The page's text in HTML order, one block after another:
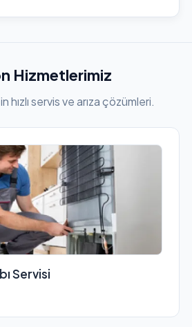
Hizmetlerimiz
hızlı servis ve arıza çözümleri.
Servisi